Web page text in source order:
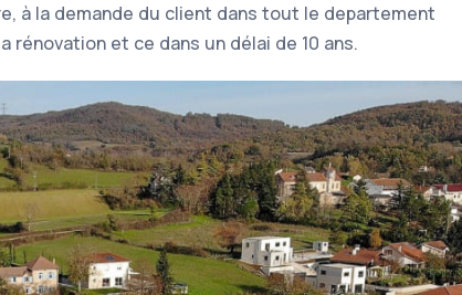
à la demande du client dans tout le departement
et ce dans un délai de 10 ans.